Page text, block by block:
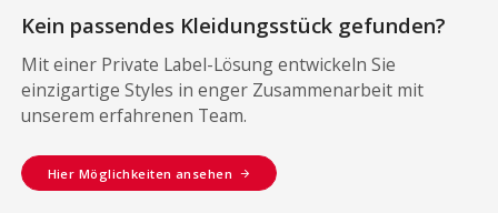
Kein passendes Kleidungsstück gefunden?
Mit einer Private Label-Lösung entwickeln Sie
einzigartige Styles in enger Zusammenarbeit mit
unserem erfahrenen Team.
Hier Möglichkeiten ansehen